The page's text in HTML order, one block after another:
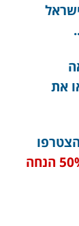
את
מקבלים 50% הנחה